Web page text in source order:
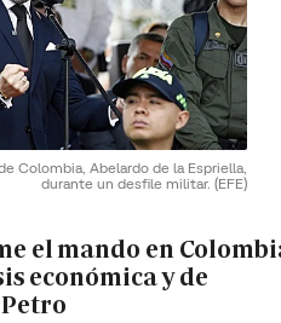
Colombia, Abelardo de la Espriella,
durante un desfile militar. (EFE)
el mando en
económica y de